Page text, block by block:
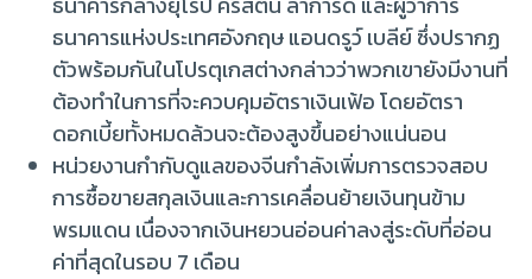
ธนาคารแห่งประเทศอังกฤษ แอนดรูว์ เบลีย์ ซึ่งปรากฏ
ตัวพร้อมกันในโปรตุเกสต่างกล่าวว่าพวกเขายังมีงานที่
ต้องทำในการที่จะควบคุมอัตราเงินเฟ้อ โดยอัตรา
ดอกเบี้ยทั้งหมดล้วนจะต้องสูงขึ้นอย่างแน่นอน
หน่วยงานกำกับดูแลของจีนกำลังเพิ่มการตรวจสอบ
การซื้อขายสกุลเงินและการเคลื่อนย้ายเงินทุนข้าม
พรมแดน เนื่องจากเงินหยวนอ่อนค่าลงสู่ระดับที่อ่อน
ค่าที่สุดในรอบ 7 เดือน